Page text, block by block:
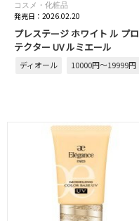
コスメ・化粧品
発売日：2026.02.20
プレステージ ホワイト ル プロ
テクター UV ルミエール
ディオール 10000円～19999円